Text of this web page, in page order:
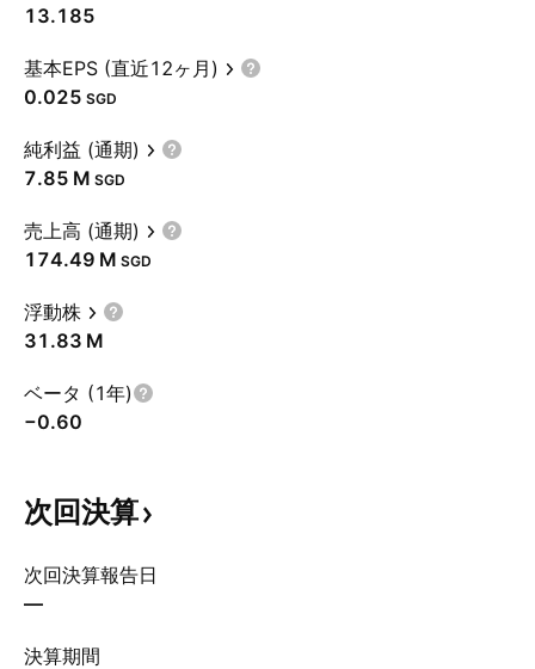
13.185
基本EPS (直近12ヶ月)
0.025 SGD
純利益 (通期)
‪7.85 M‬ SGD
売上高 (通期)
‪174.49 M‬ SGD
浮動株
‪31.83 M‬
ベータ (1年)
−0.60
次回決算
次回決算報告日
—
決算期間